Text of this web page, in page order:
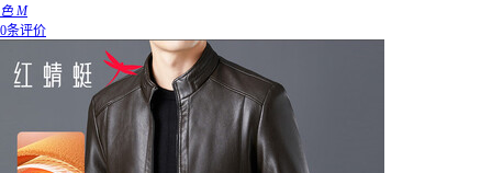
色 M
0条评价